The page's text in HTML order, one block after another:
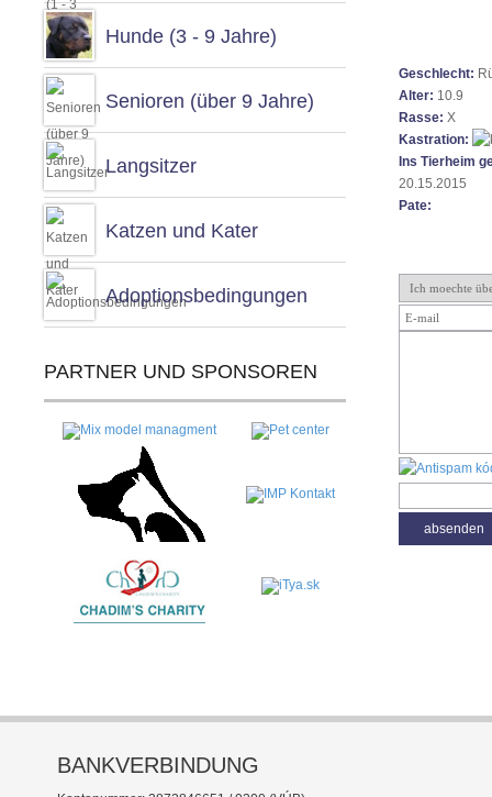
Hunde (3 - 9 Jahre)
Senioren (über 9 Jahre)
Langsitzer
Katzen und Kater
Adoptionsbedingungen
PARTNER UND SPONSOREN
Geschlecht:
Alter: 10.9
Rasse: X
Kastration:
Ins Tierheim
20.15.2015
Pate:
BANKVERBINDUNG